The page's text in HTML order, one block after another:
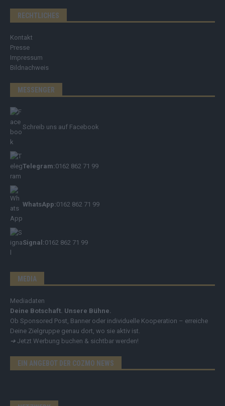
RECHTLICHES
Kontakt
Presse
Impressum
Bildnachweis
MESSENGER
Schreib uns auf Facebook
Telegram:0162 862 71 99
WhatsApp:0162 862 71 99
Signal:0162 862 71 99
MEDIA
Mediadaten
Deine Botschaft. Unsere Bühne.
Ob Sponsored Post, Banner oder individuelle Kooperation – erreiche
Deine Zielgruppe genau dort, wo sie aktiv ist.
➔ Jetzt Werbung buchen & sichtbar werden!
EIN ANGEBOT DER COZMO NEWS